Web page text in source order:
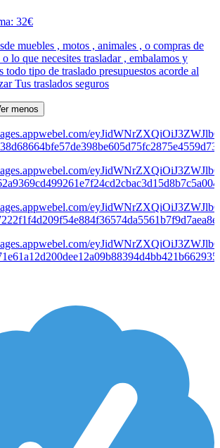
32€
muebles , motos , animales , o compras de
lo que necesites trasladar , embalamos y
todo tipo de traslado presupuestos acorde al
Tus traslados seguros
menos